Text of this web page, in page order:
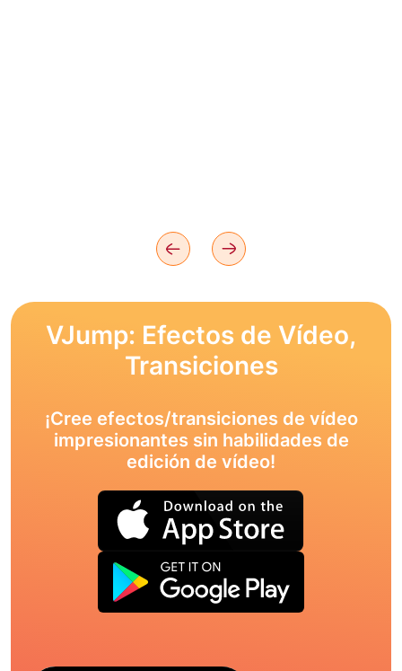
VJump: Efectos de Vídeo,
Transiciones
¡Cree efectos/transiciones de vídeo
impresionantes sin habilidades de
edición de vídeo!